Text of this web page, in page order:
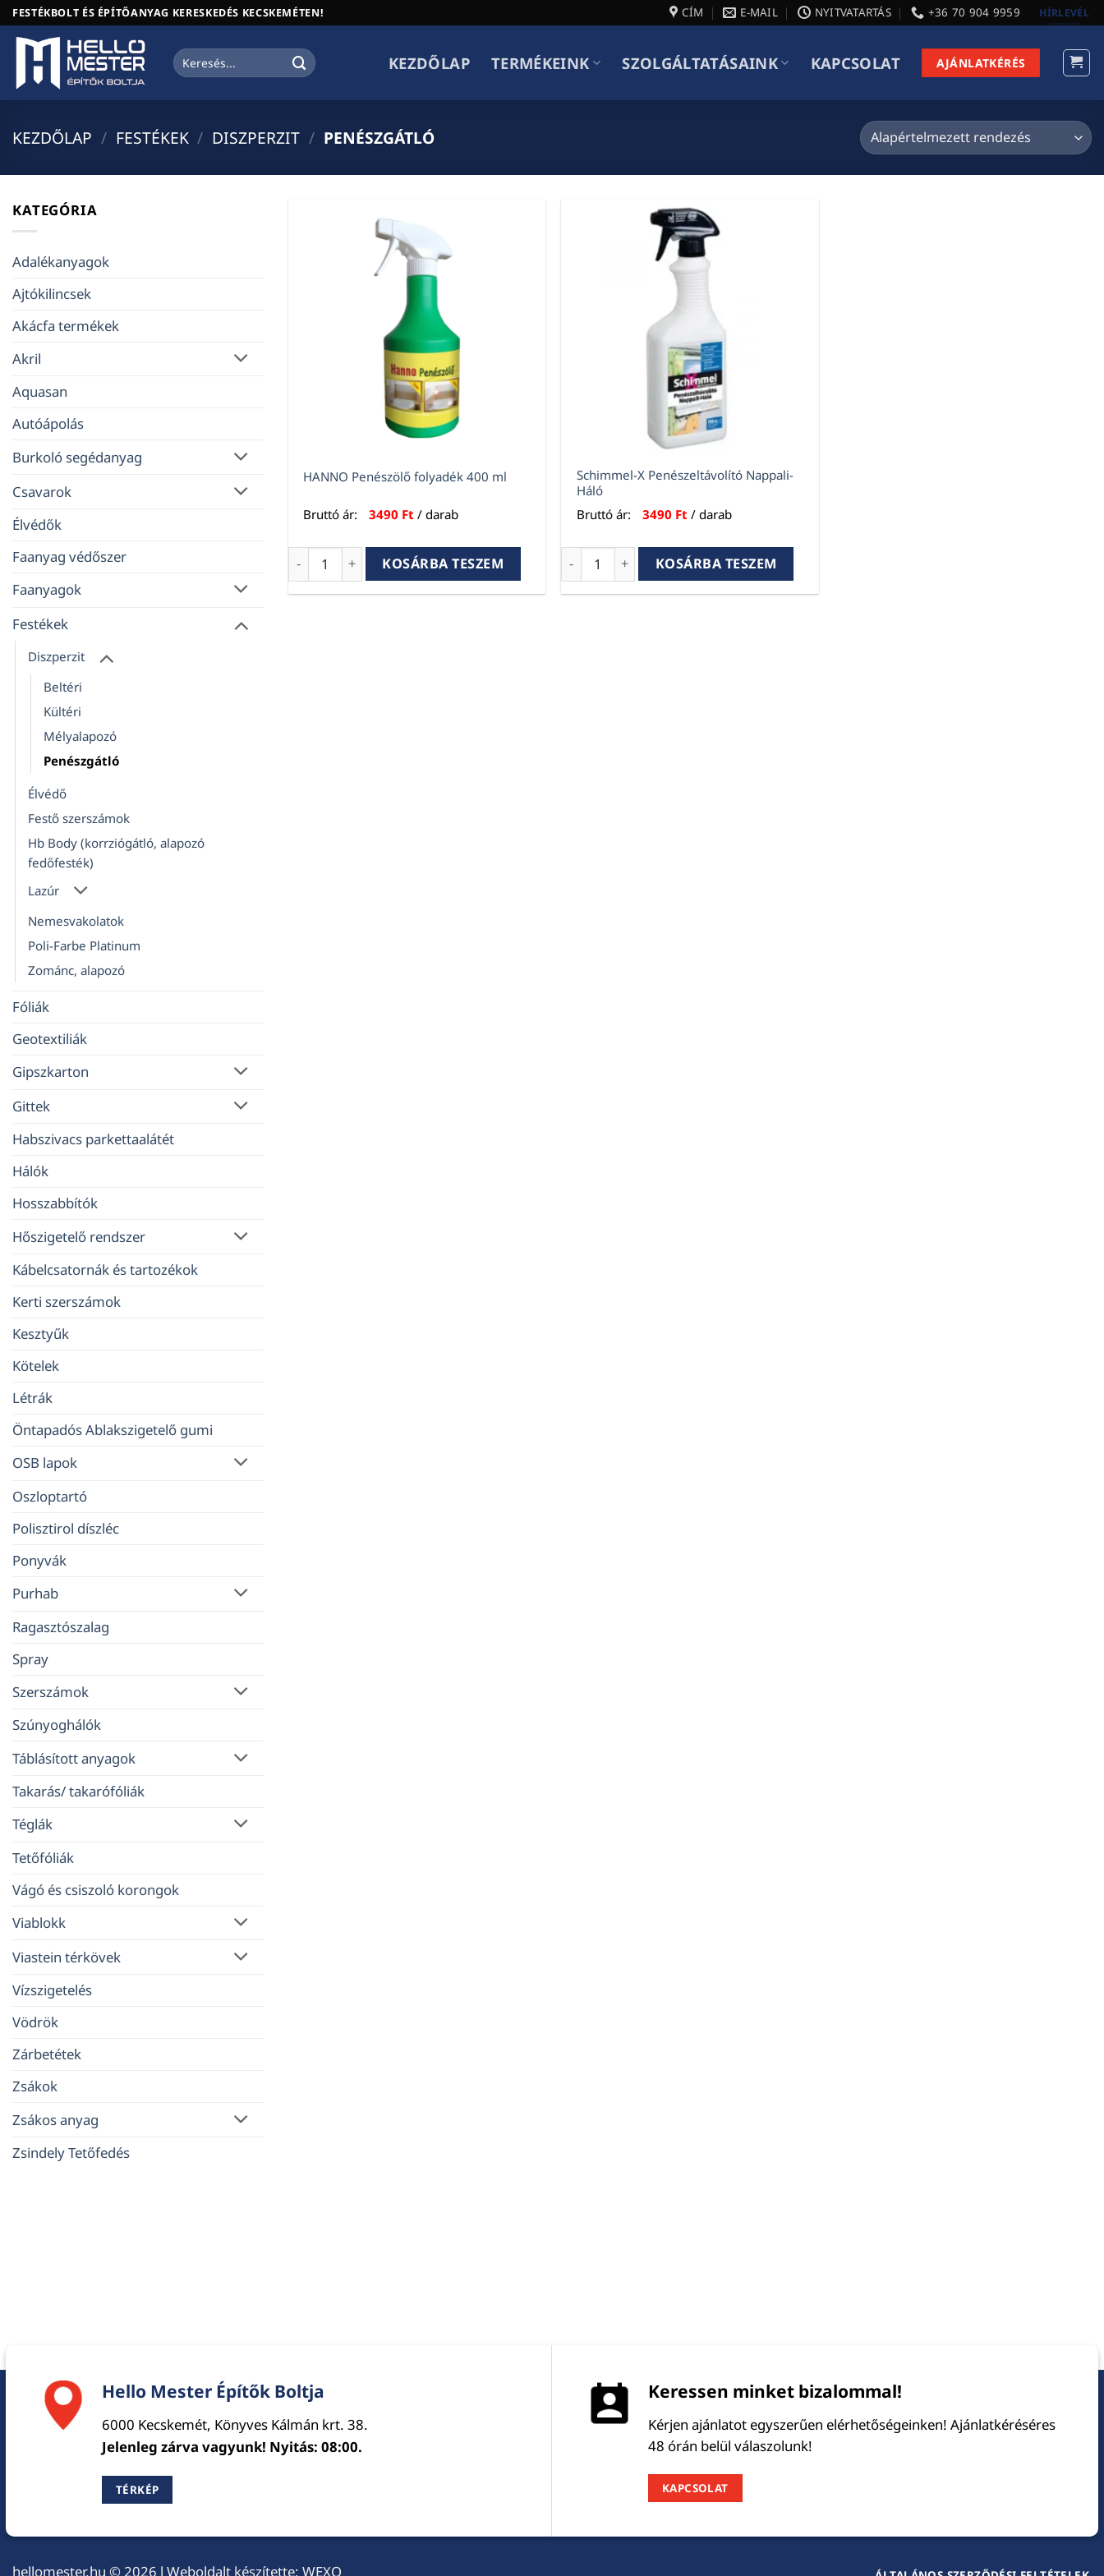
Skip
to
content
FESTÉKBOLT ÉS ÉPÍTŐANYAG KERESKEDÉS KECSKEMÉTEN! CÍM E-MAIL NYITVATARTÁS +36 70 904 9959 HÍRLEVÉL
Keresés
a
KEZDŐLAP TERMÉKEINK SZOLGÁLTATÁSAINK KAPCSOLAT AJÁNLATKÉRÉS
KEZDŐLAP / FESTÉKEK / DISZPERZIT / PENÉSZGÁTLÓ
KATEGÓRIA
Adalékanyagok
Ajtókilincsek
Akácfa termékek
Akril
Aquasan
Autóápolás
Burkoló segédanyag
Csavarok
Élvédők
Faanyag védőszer
Faanyagok
Festékek
Diszperzit
Beltéri
Kültéri
Mélyalapozó
Penészgátló
Élvédő
Festő szerszámok
Hb Body (korrziógátló, alapozó
fedőfesték)
Lazúr
Nemesvakolatok
Poli-Farbe Platinum
Zománc, alapozó
Fóliák
Geotextiliák
Gipszkarton
Gittek
Habszivacs parkettaalátét
Hálók
Hosszabbítók
Hőszigetelő rendszer
Kábelcsatornák és tartozékok
Kerti szerszámok
Kesztyűk
Kötelek
Létrák
Öntapadós Ablakszigetelő gumi
OSB lapok
Oszloptartó
Polisztirol díszléc
Ponyvák
Purhab
Ragasztószalag
Spray
Szerszámok
Szúnyoghálók
Táblásított anyagok
Takarás/ takarófóliák
Téglák
Tetőfóliák
Vágó és csiszoló korongok
Viablokk
Viastein térkövek
Vízszigetelés
Vödrök
Zárbetétek
Zsákok
Zsákos anyag
Zsindely Tetőfedés
HANNO Penészölő folyadék 400 ml
Bruttó ár: 3490 Ft / darab
HANNO Penészölő folyadék 400 ml mennyiség
KOSÁRBA TESZEM
Schimmel-X Penészeltávolító Nappali-
Háló
Bruttó ár:
3490 Ft / darab
Schimmel-X Penészeltávolító Nappali-Háló mennyiség
KOSÁRBA TESZEM
Hello Mester Építők Boltja
6000 Kecskemét, Könyves Kálmán krt. 38.
Jelenleg zárva vagyunk! Nyitás: 08:00.
TÉRKÉP
Keressen minket bizalommal!
Kérjen ajánlatot egyszerűen elérhetőségeinken! Ajánlatkéréséres
48 órán belül válaszolunk!
KAPCSOLAT
hellomester.hu © 2026 l Weboldalt készítette: WEXO